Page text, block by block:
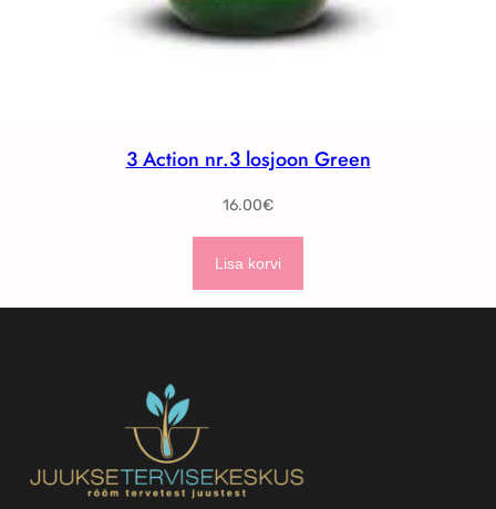
3 Action nr.3 losjoon Green
16.00€
Lisa korvi